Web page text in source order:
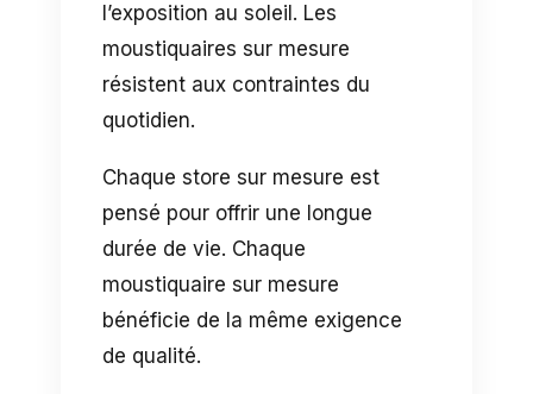
l’exposition au soleil. Les
moustiquaires sur mesure
résistent aux contraintes du
quotidien.
Chaque store sur mesure est
pensé pour offrir une longue
durée de vie. Chaque
moustiquaire sur mesure
bénéficie de la même exigence
de qualité.